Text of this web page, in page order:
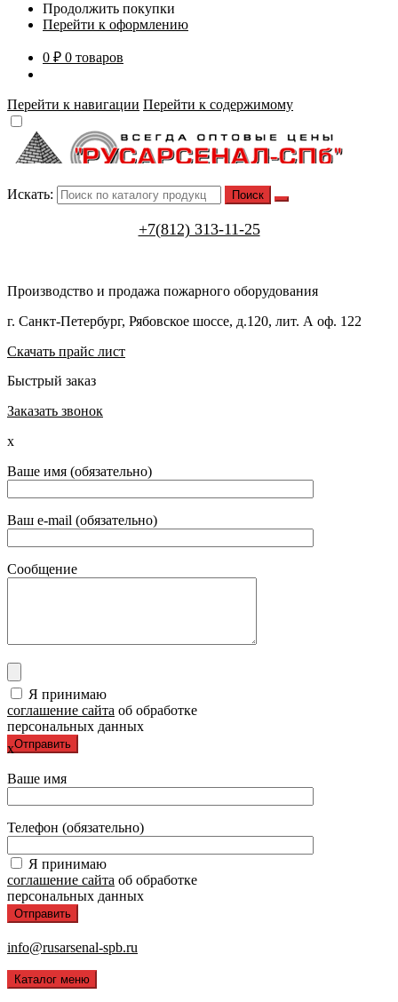
Продолжить покупки
Перейти к оформлению
0 ₽ 0 товаров
Перейти к навигации Перейти к содержимому
Искать:
+7(812) 313-11-25
Производство и продажа пожарного оборудования
г. Санкт-Петербург, Рябовское шоссе, д.120, лит. А оф. 122
Скачать прайс лист
Быстрый заказ
Заказать звонок
x
Ваше имя (обязательно)
Ваш e-mail (обязательно)
Сообщение
Я принимаю
соглашение сайта об обработке
персональных данных
x
Ваше имя
Телефон (обязательно)
Я принимаю
соглашение сайта об обработке
персональных данных
info@rusarsenal-spb.ru
Каталог меню